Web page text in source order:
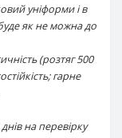
уніформи і в
як не можна до
(розтяг 500
гарне
на перевірку